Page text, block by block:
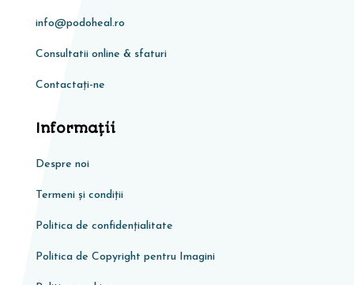
info@podoheal.ro
Consultatii online & sfaturi
Contactați-ne
Informaţii
Despre noi
Termeni și condiții
Politica de confidențialitate
Politica de Copyright pentru Imagini